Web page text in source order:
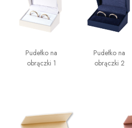
Pudełko na
obrączki 1
Pudełko na
obrączki 2